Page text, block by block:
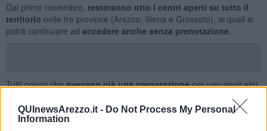
QUInewsArezzo.it - Do Not Process My Personal
Information
Dal primo novembre, resteranno otto i centri aperti su tutto il
territorio nelle tre province (Arezzo, Siena e Grosseto), ai quali si
potrà continuare ad accedere anche senza prenotazione
Tutti coloro cheavevano già una prenotazioneper uno degli altri
dell’Asl Toscana sud est, con l’indicazione della sede del nuovo
appuntamento.